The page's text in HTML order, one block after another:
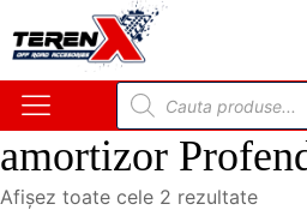
Products
search
amortizor
Afișez toate cele 2 rezultateSortat